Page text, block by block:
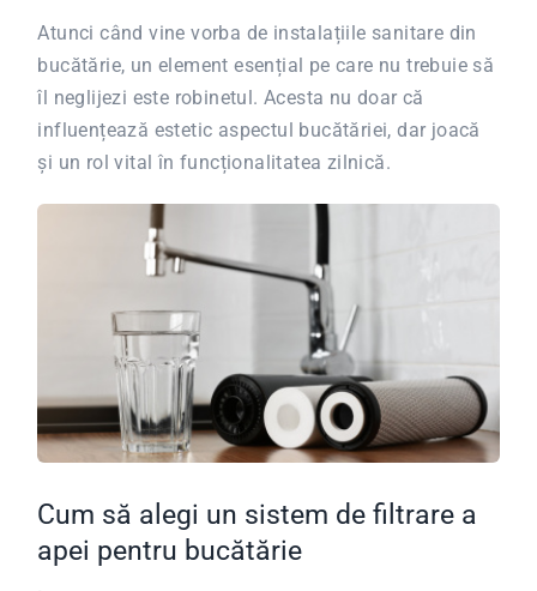
Atunci când vine vorba de instalațiile sanitare din
bucătărie, un element esențial pe care nu trebuie să
îl neglijezi este robinetul. Acesta nu doar că
influențează estetic aspectul bucătăriei, dar joacă
și un rol vital în funcționalitatea zilnică.
Cum să alegi un sistem de filtrare a
apei pentru bucătărie